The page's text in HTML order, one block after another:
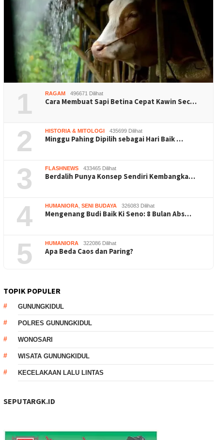
1 RAGAM 496671 Dilihat
Cara Membuat Sapi Betina Cepat Kawin Sec…
2 HISTORIA & MITOLOGI 435699 Dilihat
Minggu Pahing Dipilih sebagai Hari Baik …
3 FLASHNEWS 433465 Dilihat
Berdalih Punya Konsep Sendiri Kembangka…
4 HUMANIORA SENI BUDAYA 326083 Dilihat
Mengenang Budi Baik Ki Seno: 8 Bulan Abs…
5 HUMANIORA 322086 Dilihat
Apa Beda Caos dan Paring?
TOPIK POPULER
GUNUNGKIDUL
POLRES GUNUNGKIDUL
WONOSARI
WISATA GUNUNGKIDUL
KECELAKAAN LALU LINTAS
SEPUTARGK.ID